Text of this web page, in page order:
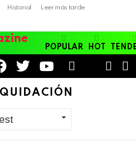
Historial Leer más tarde
POPULAR HOT
facebooktwitter youtube
SKIN